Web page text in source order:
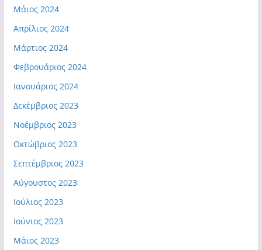
Μάιος 2024
Απρίλιος 2024
Μάρτιος 2024
Φεβρουάριος 2024
Ιανουάριος 2024
Δεκέμβριος 2023
Νοέμβριος 2023
Οκτώβριος 2023
Σεπτέμβριος 2023
Αύγουστος 2023
Ιούλιος 2023
Ιούνιος 2023
Μάιος 2023